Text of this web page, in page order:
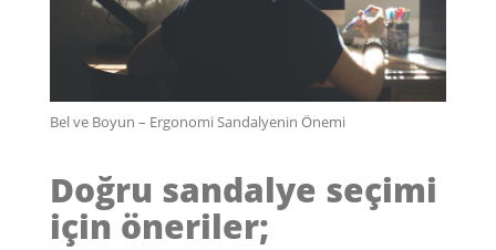
Bel ve Boyun – Ergonomi Sandalyenin Önemi
Doğru sandalye seçimi
için öneriler;